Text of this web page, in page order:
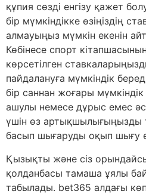
құпия сөзді енгізу қажет
бір мүмкіндікке өзіңіздің
алмауыңыз мүмкін екенін
Көбінесе спорт
көрсетілген
пайдалануға мүмкіндік
бір саннан жоғары
ашулы немесе дұрыс емес
үшін өз артықшылығыңызды
басып шығаруды оқып шығу
Қызықты және сіз
қолданбасы тамаша ұялы
табылады. bet365 алдағы